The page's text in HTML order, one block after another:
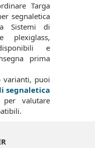
Targa
segnaletica
Sistemi di
plexiglass,
e
prima
varianti, puoi
segnaletica
valutare